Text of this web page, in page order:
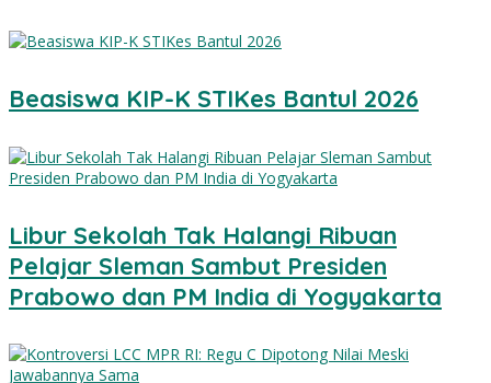
Beasiswa KIP-K STIKes Bantul 2026
Libur Sekolah Tak Halangi Ribuan
Pelajar Sleman Sambut Presiden
Prabowo dan PM India di Yogyakarta